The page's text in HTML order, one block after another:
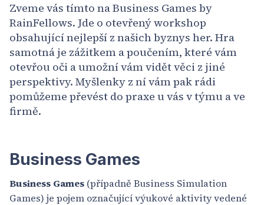
Zveme vás tímto na Business Games by
RainFellows. Jde o otevřený workshop
obsahující nejlepší z našich byznys her. Hra
samotná je zážitkem a poučením, které vám
otevřou oči a umožní vám vidět věci z jiné
perspektivy. Myšlenky z ní vám pak rádi
pomůžeme převést do praxe u vás v týmu a ve
firmě.
Business Games
Business Games (případně Business Simulation
Games) je pojem označující výukové aktivity vedené